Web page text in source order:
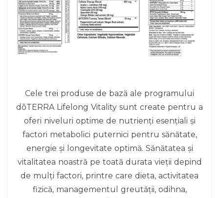
Cele trei produse de bază ale programului
dōTERRA Lifelong Vitality sunt create pentru a
oferi niveluri optime de nutrienți esențiali și
factori metabolici puternici pentru sănătate,
energie și longevitate optimă. Sănătatea și
vitalitatea noastră pe toată durata vieții depind
de mulți factori, printre care dieta, activitatea
fizică, managementul greutății, odihna,